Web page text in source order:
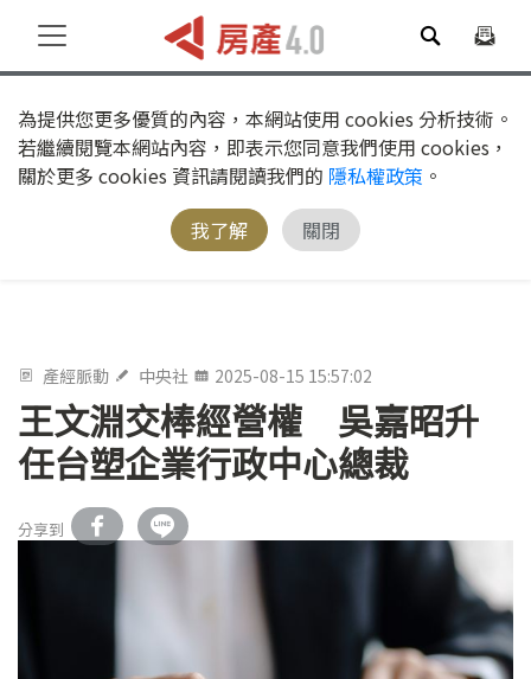
為提供您更多優質的內容，本網站使用 cookies 分析技術。
若繼續閱覽本網站內容，即表示您同意我們使用 cookies，
關於更多 cookies 資訊請閱讀我們的 隱私權政策 。
我了解
關閉
產經脈動 中央社 2025-08-15 15:57:02
王文淵交棒經營權 吳嘉昭升
任台塑企業行政中心總裁
分享到